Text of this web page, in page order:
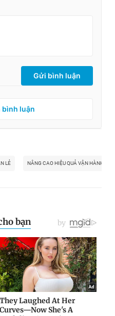
Gửi bình luận
bình luận
LẺ NÂNG CAO HIỆU QUẢ VẬN HÀNH VÀ